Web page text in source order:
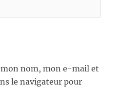
nom, mon e-mail et
le navigateur pour